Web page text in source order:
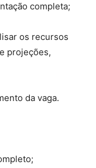
completa;
os recursos
projeções,
da vaga.